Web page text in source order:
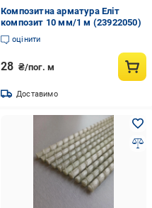
Композитна арматура Еліт
композит 10 мм/1 м (23922050)
оцінити
28 ₴/пог. м
Доставимо